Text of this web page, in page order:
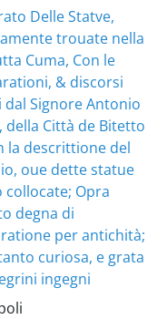
Delle Statve,
trouate nella
Cuma, Con le
& discorsi
Signore Antonio
della Città de Bitetto
la descrittione del
oue dette statue
collocate; Opra
degna di
per antichità;
curiosa, e grata
ingegni